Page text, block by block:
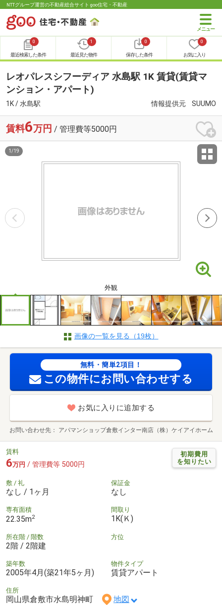
NTTグループ運営の不動産総合サイト goo住宅・不動産
0
最近検索した条件
1
最近見た物件
0
保存した条件
0
お気に入り
レオパレスシフーディア 水島駅 1K 賃貸(賃貸マ
ンション・アパート)
1K / 水島駅 情報提供元 SUUMO
賃料6万円 / 管理費等5000円
外観
1 /19
画像の一覧を見る（19枚）
無料・簡単2項目！
この物件にお問い合わせする
お気に入りに追加する
お問い合わせ先 アパマンショップ倉敷インター南店（株）ケイアイホーム
初期費用
を知りたい
賃料
6万円 / 管理費等 5000円
敷 / 礼
なし / 1ヶ月
保証金
なし
専有面積
22.35m2
間取り
1K(Ｋ)
所在階 / 階数
2階 / 2階建
方位
築年数
2005年4月(築21年5ヶ月)
物件タイプ
賃貸アパート
住所
岡山県倉敷市水島明神町 地図